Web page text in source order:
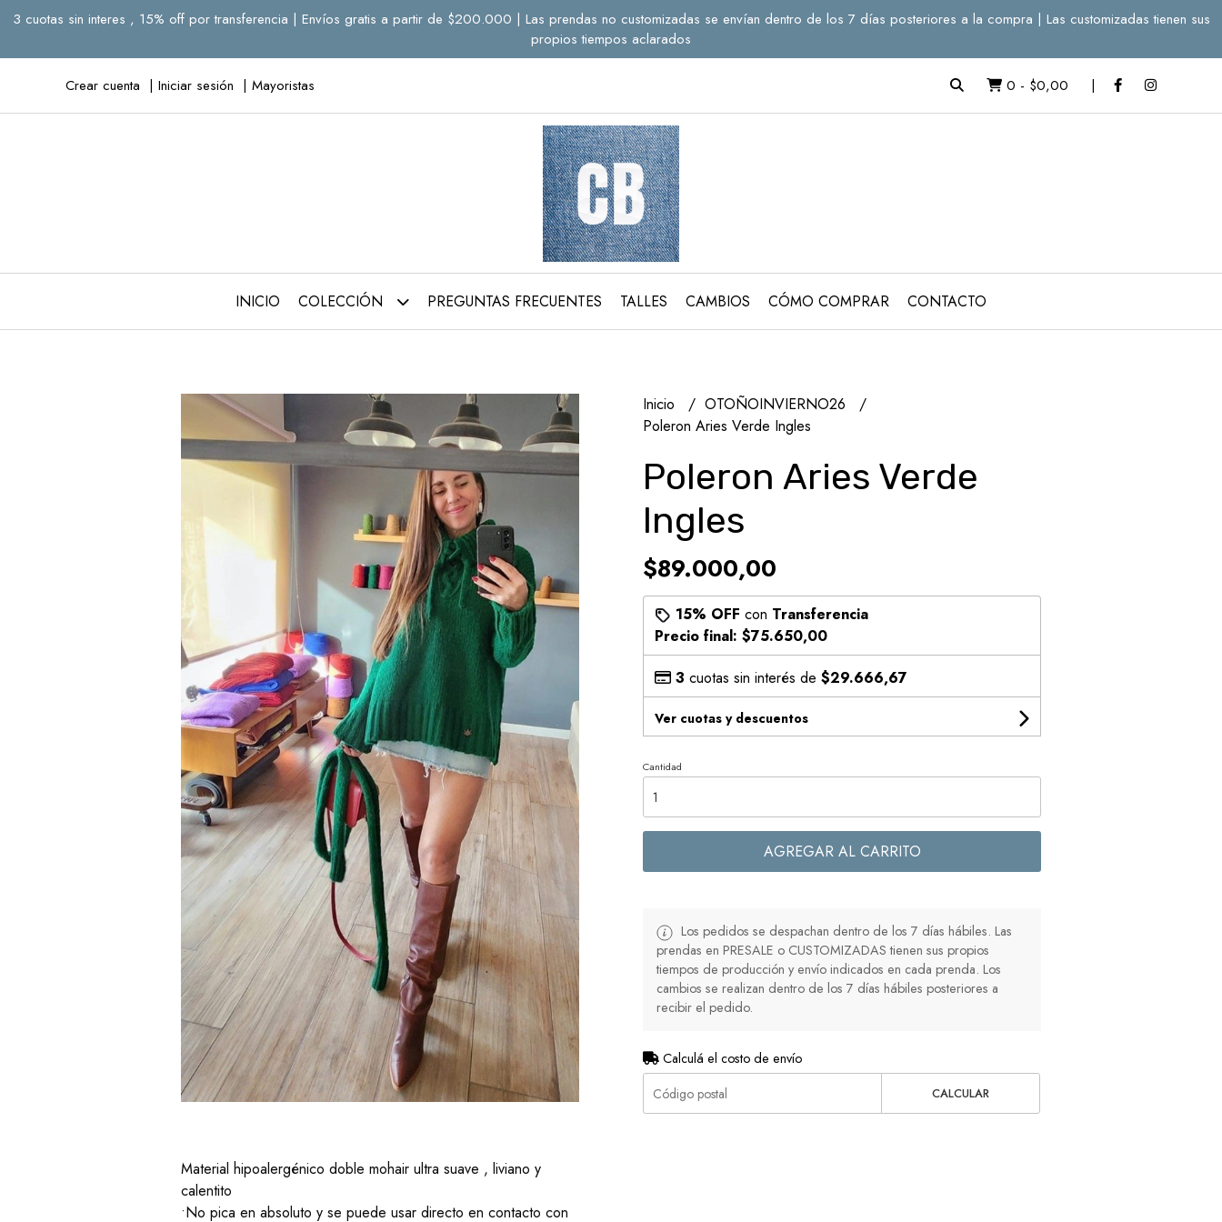
3 cuotas sin interes , 15% off por transferencia | Envíos gratis a partir de $200.000 | Las prendas no customizadas se envían dentro de los 7 días posteriores a la compra | Las customizadas tienen sus
propios tiempos aclarados
Crear cuenta Iniciar sesión Mayoristas 0 - $0,00
INICIO COLECCIÓN PREGUNTAS FRECUENTES TALLES CAMBIOS CÓMO COMPRAR CONTACTO
Material hipoalergénico doble mohair ultra suave , liviano y
calentito
•No pica en absoluto y se puede usar directo en contacto con
Inicio
OTOÑOINVIERNO26
Poleron Aries Verde Ingles
Poleron Aries Verde
Ingles
$89.000,00
15% OFF con Transferencia
Precio final: $75.650,00
3 cuotas sin interés de $29.666,67
Ver cuotas y descuentos
Cantidad
AGREGAR AL CARRITO
Los pedidos se despachan dentro de los 7 días hábiles. Las
prendas en PRESALE o CUSTOMIZADAS tienen sus propios
tiempos de producción y envío indicados en cada prenda. Los
cambios se realizan dentro de los 7 días hábiles posteriores a
recibir el pedido.
Calculá el costo de envío
CALCULAR